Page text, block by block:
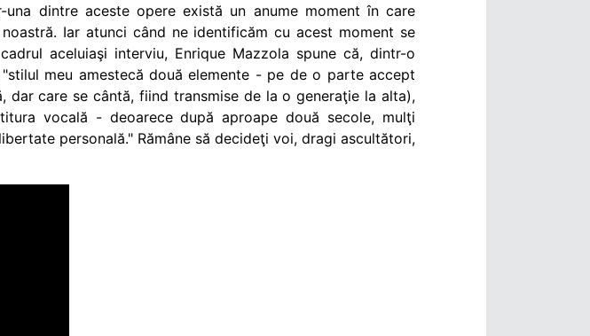
dintre aceste opere există un anume moment în care
Iar atunci când ne identificăm cu acest moment se
aceluiaşi interviu, Enrique Mazzola spune că, dintr-o
meu amestecă două elemente - pe de o parte accept
care se cântă, fiind transmise de la o generaţie la alta),
vocală - deoarece după aproape două secole, mulţi
personală." Rămâne să decideţi voi, dragi ascultători,